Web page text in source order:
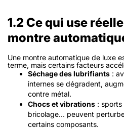
1.2 Ce qui use
montre
Une montre automatique de luxe
terme, mais certains facteurs
Séchage des lubrifiants :
internes se dégradent,
contre métal.
Chocs et vibrations :
bricolage… peuvent
certains composants.